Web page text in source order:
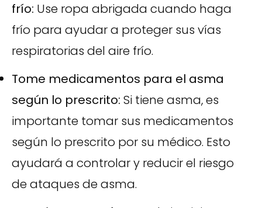
frío: Use ropa abrigada cuando haga
frío para ayudar a proteger sus vías
respiratorias del aire frío.
Tome medicamentos para el asma
según lo prescrito: Si tiene asma, es
importante tomar sus medicamentos
según lo prescrito por su médico. Esto
ayudará a controlar y reducir el riesgo
de ataques de asma.